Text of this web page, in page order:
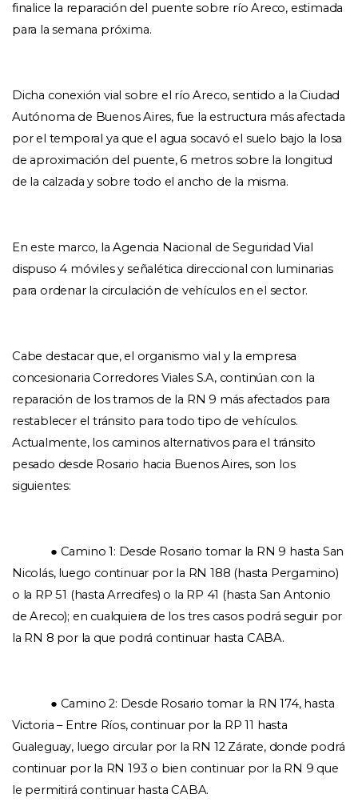
finalice la reparación del puente sobre río Areco, estimada
para la semana próxima.
Dicha conexión vial sobre el río Areco, sentido a la Ciudad
Autónoma de Buenos Aires, fue la estructura más afectada
por el temporal ya que el agua socavó el suelo bajo la losa
de aproximación del puente, 6 metros sobre la longitud
de la calzada y sobre todo el ancho de la misma.
En este marco, la Agencia Nacional de Seguridad Vial
dispuso 4 móviles y señalética direccional con luminarias
para ordenar la circulación de vehículos en el sector.
Cabe destacar que, el organismo vial y la empresa
concesionaria Corredores Viales S.A, continúan con la
reparación de los tramos de la RN 9 más afectados para
restablecer el tránsito para todo tipo de vehículos.
Actualmente, los caminos alternativos para el tránsito
pesado desde Rosario hacia Buenos Aires, son los
siguientes:
● Camino 1: Desde Rosario tomar la RN 9 hasta San
Nicolás, luego continuar por la RN 188 (hasta Pergamino)
o la RP 51 (hasta Arrecifes) o la RP 41 (hasta San Antonio
de Areco); en cualquiera de los tres casos podrá seguir por
la RN 8 por la que podrá continuar hasta CABA.
● Camino 2: Desde Rosario tomar la RN 174, hasta
Victoria – Entre Ríos, continuar por la RP 11 hasta
Gualeguay, luego circular por la RN 12 Zárate, donde podrá
continuar por la RN 193 o bien continuar por la RN 9 que
le permitirá continuar hasta CABA.